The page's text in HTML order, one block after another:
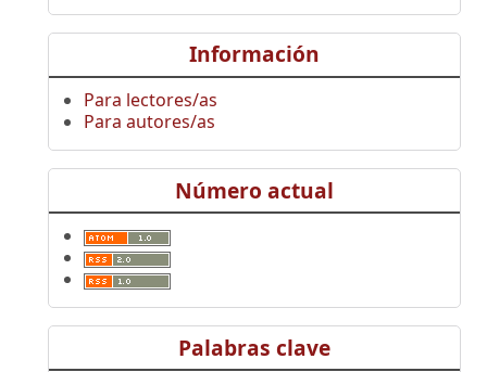
Información
Para lectores/as
Para autores/as
Número actual
Palabras clave